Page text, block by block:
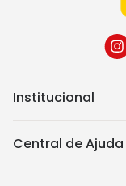
Institucional
Central de Ajuda